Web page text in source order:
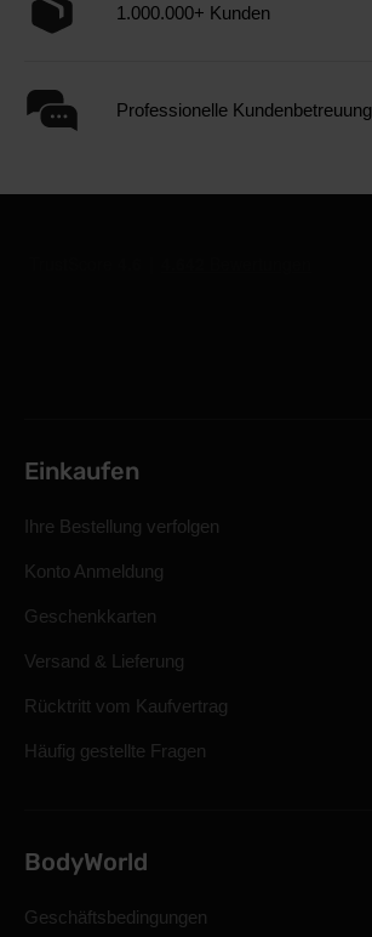
1.000.000+ Kunden
Professionelle Kundenbetreuung
Einkaufen
Ihre Bestellung verfolgen
Konto Anmeldung
Geschenkkarten
Versand & Lieferung
Rücktritt vom Kaufvertrag
Häufig gestellte Fragen
BodyWorld
Geschäftsbedingungen